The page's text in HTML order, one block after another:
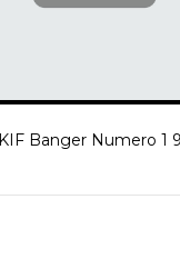
KIF Banger Numero 1